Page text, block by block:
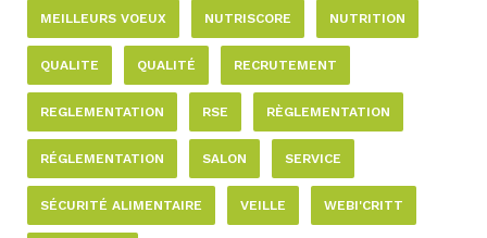
MEILLEURS VOEUX NUTRISCORE NUTRITION
QUALITE QUALITÉ RECRUTEMENT
REGLEMENTATION RSE RÈGLEMENTATION
RÉGLEMENTATION SALON SERVICE
SÉCURITÉ ALIMENTAIRE VEILLE WEBI'CRITT